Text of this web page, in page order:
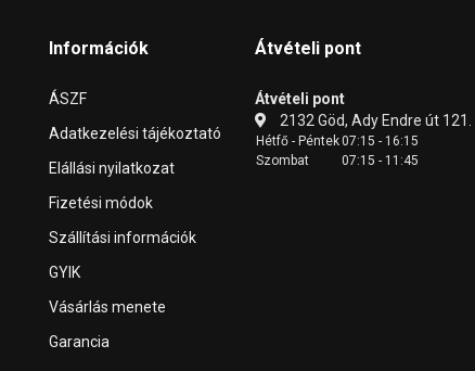
Információk
ÁSZF
Adatkezelési tájékoztató
Elállási nyilatkozat
Fizetési módok
Szállítási információk
GYIK
Vásárlás menete
Garancia
Átvételi pont
Átvételi pont
2132 Göd, Ady Endre út 121.
Hétfő - Péntek07:15 - 16:15
Szombat
07:15 - 11:45